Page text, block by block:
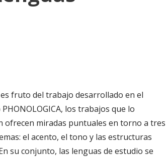
fruto del trabajo desarrollado en el
los trabajos que lo
ofrecen miradas puntuales en torno a tres
el acento, el tono y las estructuras
su conjunto, las lenguas de estudio se